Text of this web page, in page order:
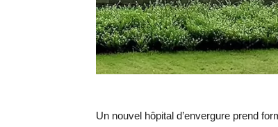
Un nouvel hôpital d’envergure prend